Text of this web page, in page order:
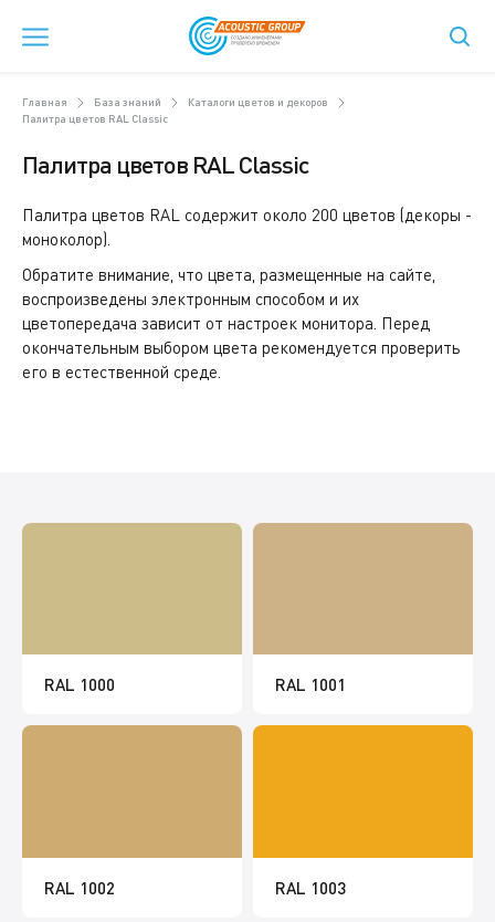
Главная База знаний
Каталоги цветов и декоров
Палитра цветов RAL Сlassic
Палитра цветов RAL Сlassic
Палитра цветов RAL содержит около 200 цветов (декоры -
моноколор).
Обратите внимание, что цвета, размещенные на сайте,
воспроизведены электронным способом и их
цветопередача зависит от настроек монитора. Перед
окончательным выбором цвета рекомендуется проверить
его в естественной среде.
RAL 1000 RAL 1001
RAL 1002 RAL 1003